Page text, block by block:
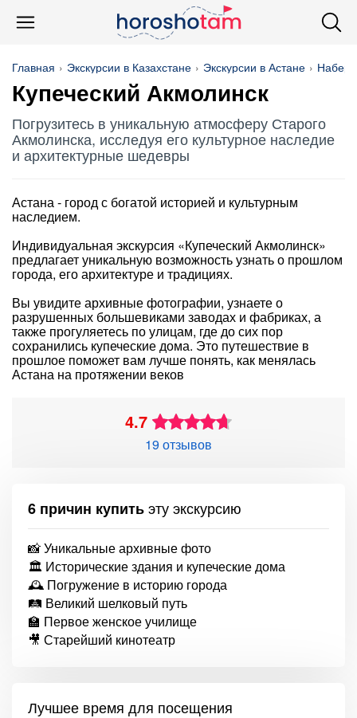
Главная Экскурсии в Казахстане Экскурсии в Астане
Купеческий Акмолинск
Погрузитесь в уникальную атмосферу Старого
Акмолинска, исследуя его культурное наследие
и архитектурные шедевры
Астана - город с богатой историей и культурным
наследием.
Индивидуальная экскурсия «Купеческий Акмолинск»
предлагает уникальную возможность узнать о прошлом
города, его архитектуре и традициях.
Вы увидите архивные фотографии, узнаете о
разрушенных большевиками заводах и фабриках, а
также прогуляетесь по улицам, где до сих пор
сохранились купеческие дома. Это путешествие в
прошлое поможет вам лучше понять, как менялась
Астана на протяжении веков
4.7
19 отзывов
6 причин купитьэту экскурсию
📸 Уникальные архивные фото
🏛 Исторические здания и купеческие дома
🕰 Погружение в историю города
🛤 Великий шелковый путь
🏫 Первое женское училище
🎥 Старейший кинотеатр
Лучшее время для посещения